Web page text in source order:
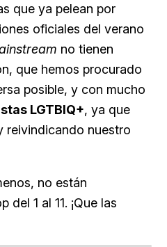
que ya pelean por
oficiales del verano
no tienen
que hemos procurado
posible, y con mucho
LGTBIQ+, ya que
reivindicando nuestro
no están
1 al 11. ¡Que las